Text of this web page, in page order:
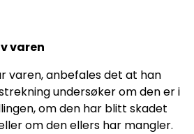
varen
varen, anbefales det at han
undersøker om den er i
om den har blitt skadet
om den ellers har mangler.